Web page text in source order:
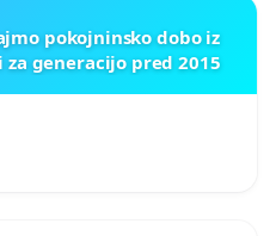
pokojninsko dobo iz
generacijo pred 2015